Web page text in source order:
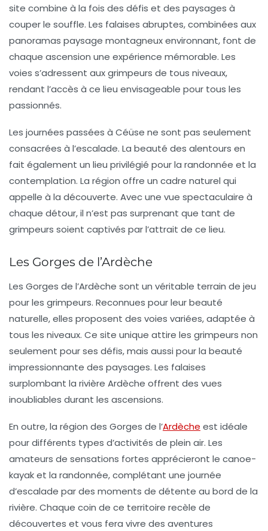
site combine à la fois des défis et des paysages à
couper le souffle. Les falaises abruptes, combinées aux
panoramas paysage montagneux environnant, font de
chaque ascension une expérience mémorable. Les
voies s’adressent aux grimpeurs de tous niveaux,
rendant l’accès à ce lieu envisageable pour tous les
passionnés.
Les journées passées à Céüse ne sont pas seulement
consacrées à l’escalade. La beauté des alentours en
fait également un lieu privilégié pour la randonnée et la
contemplation. La région offre un cadre naturel qui
appelle à la découverte. Avec une vue spectaculaire à
chaque détour, il n’est pas surprenant que tant de
grimpeurs soient captivés par l’attrait de ce lieu.
Les Gorges de l’Ardèche
Les Gorges de l’Ardèche sont un véritable terrain de jeu
pour les grimpeurs. Reconnues pour leur beauté
naturelle, elles proposent des voies variées, adaptée à
tous les niveaux. Ce site unique attire les grimpeurs non
seulement pour ses défis, mais aussi pour la beauté
impressionnante des paysages. Les falaises
surplombant la rivière Ardèche offrent des vues
inoubliables durant les ascensions.
En outre, la région des Gorges de l’Ardèche est idéale
pour différents types d’activités de plein air. Les
amateurs de sensations fortes apprécieront le canoe-
kayak et la randonnée, complétant une journée
d’escalade par des moments de détente au bord de la
rivière. Chaque coin de ce territoire recèle de
découvertes et vous fera vivre des aventures